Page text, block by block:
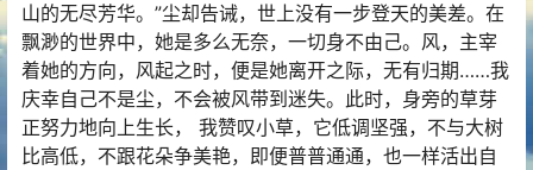
山的无尽芳华。”尘却告诫，世上没有一步登天的美差。在
飘渺的世界中，她是多么无奈，一切身不由己。风，主宰
着她的方向，风起之时，便是她离开之际，无有归期……我
庆幸自己不是尘，不会被风带到迷失。此时，身旁的草芽
正努力地向上生长， 我赞叹小草，它低调坚强，不与大树
比高低，不跟花朵争美艳，即便普普通通，也一样活出自